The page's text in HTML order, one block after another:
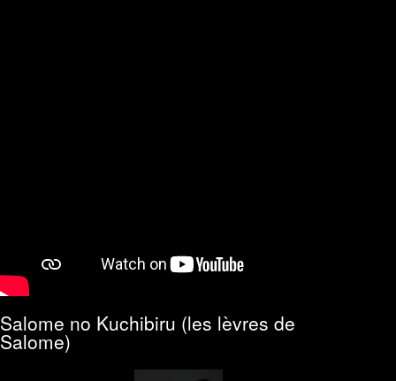
Salome no Kuchibiru (les lèvres de
Salome)